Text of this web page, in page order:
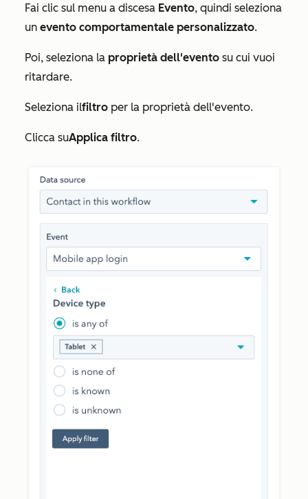
Fai clic sul menu a discesa Evento, quindi seleziona
un evento comportamentale personalizzato.
Poi, seleziona la proprietà dell'evento su cui vuoi
ritardare.
Seleziona ilfiltro per la proprietà dell'evento.
Clicca suApplica filtro.